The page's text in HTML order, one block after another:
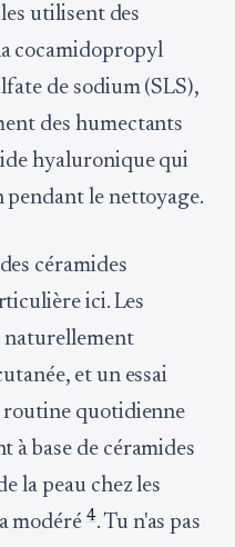
utilisent des
cocamidopropyl
de sodium (SLS),
des humectants
hyaluronique qui
le nettoyage.
céramides
ici. Les
naturellement
et un essai
routine quotidienne
à base de céramides
la peau chez les
modéré 4. Tu n'as pas